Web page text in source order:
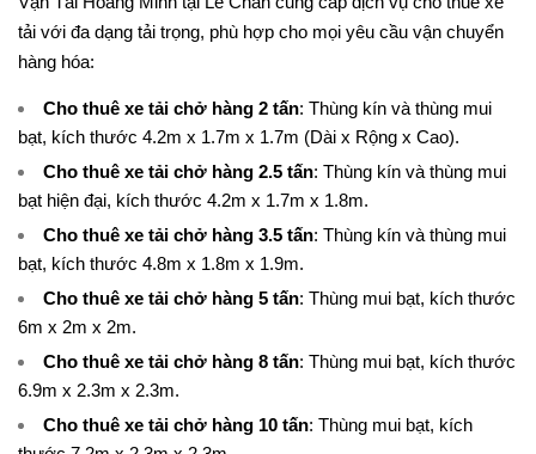
tải với đa dạng tải trọng, phù hợp cho mọi yêu cầu vận chuyển
hàng hóa:
Cho thuê xe tải chở hàng 2 tấn: Thùng kín và thùng mui
bạt, kích thước 4.2m x 1.7m x 1.7m (Dài x Rộng x Cao).
Cho thuê xe tải chở hàng 2.5 tấn: Thùng kín và thùng mui
bạt hiện đại, kích thước 4.2m x 1.7m x 1.8m.
Cho thuê xe tải chở hàng 3.5 tấn: Thùng kín và thùng mui
bạt, kích thước 4.8m x 1.8m x 1.9m.
Cho thuê xe tải chở hàng 5 tấn: Thùng mui bạt, kích thước
6m x 2m x 2m.
Cho thuê xe tải chở hàng 8 tấn: Thùng mui bạt, kích thước
6.9m x 2.3m x 2.3m.
Cho thuê xe tải chở hàng 10 tấn: Thùng mui bạt, kích